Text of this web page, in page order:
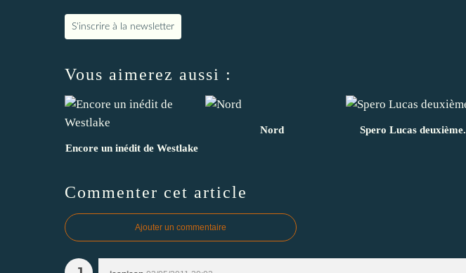
S'inscrire à la newsletter
Vous aimerez aussi :
Encore un inédit de Westlake
Nord
Spero Lucas deuxième.
Commenter cet article
Ajouter un commentaire